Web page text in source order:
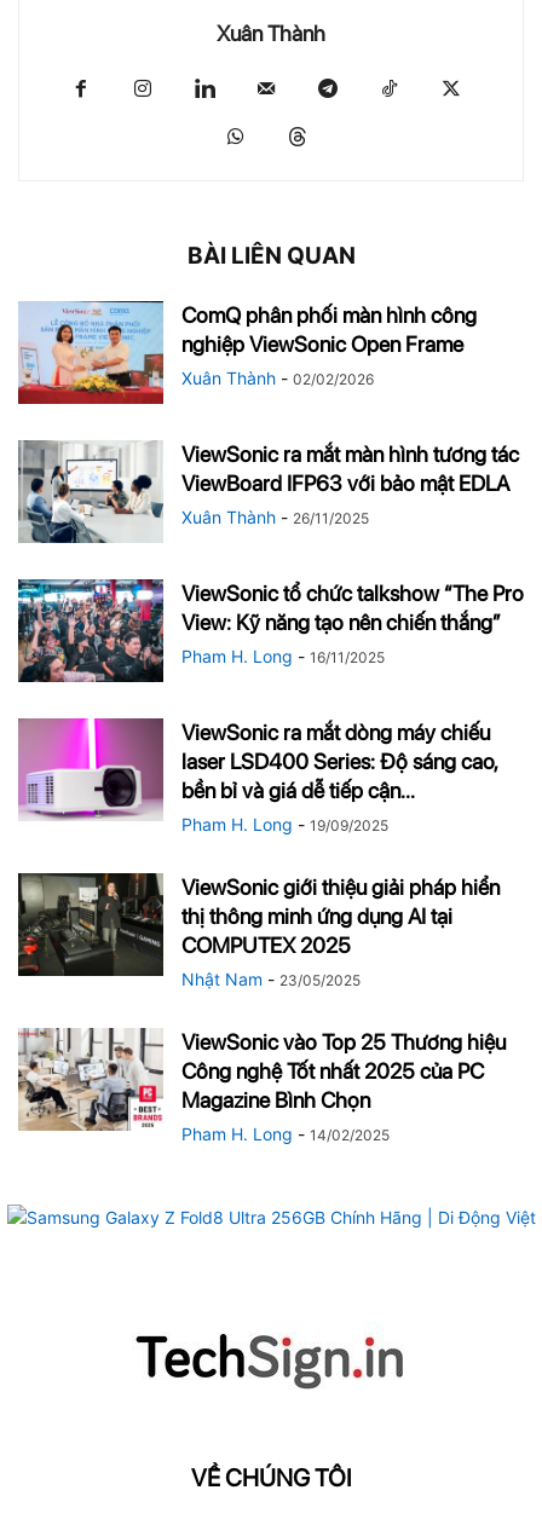
Xuân Thành
BÀI LIÊN QUAN
ComQ phân phối màn hình công
nghiệp ViewSonic Open Frame
Xuân Thành - 02/02/2026
ViewSonic ra mắt màn hình tương tác
ViewBoard IFP63 với bảo mật EDLA
Xuân Thành - 26/11/2025
ViewSonic tổ chức talkshow “The Pro
View: Kỹ năng tạo nên chiến thắng”
Pham H. Long - 16/11/2025
ViewSonic ra mắt dòng máy chiếu
laser LSD400 Series: Độ sáng cao,
bền bỉ và giá dễ tiếp cận...
Pham H. Long - 19/09/2025
ViewSonic giới thiệu giải pháp hiển
thị thông minh ứng dụng AI tại
COMPUTEX 2025
Nhật Nam - 23/05/2025
ViewSonic vào Top 25 Thương hiệu
Công nghệ Tốt nhất 2025 của PC
Magazine Bình Chọn
Pham H. Long - 14/02/2025
VỀ CHÚNG TÔI